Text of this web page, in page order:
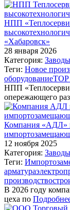
НПП
«Хабаровск»
28 января 2026
Категория:
Теги: Новое
оборудованиеТОР
НПП
опережающего
Компания «АДЛ»
12 ноября 2025
Категория:
Теги:
арматура
производство
В 2026 году
цеха по